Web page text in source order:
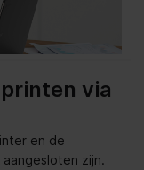
via
en de
zijn.